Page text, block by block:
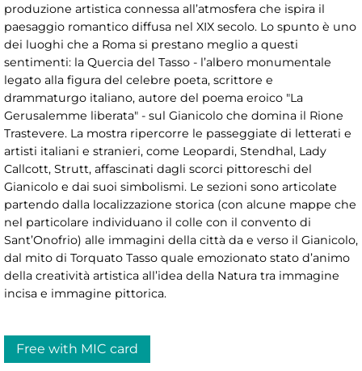
produzione artistica connessa all’atmosfera che ispira il
paesaggio romantico diffusa nel XIX secolo. Lo spunto è uno
dei luoghi che a Roma si prestano meglio a questi
sentimenti: la Quercia del Tasso - l’albero monumentale
legato alla figura del celebre poeta, scrittore e
drammaturgo italiano, autore del poema eroico "La
Gerusalemme liberata" - sul Gianicolo che domina il Rione
Trastevere. La mostra ripercorre le passeggiate di letterati e
artisti italiani e stranieri, come Leopardi, Stendhal, Lady
Callcott, Strutt, affascinati dagli scorci pittoreschi del
Gianicolo e dai suoi simbolismi. Le sezioni sono articolate
partendo dalla localizzazione storica (con alcune mappe che
nel particolare individuano il colle con il convento di
Sant’Onofrio) alle immagini della città da e verso il Gianicolo,
dal mito di Torquato Tasso quale emozionato stato d’animo
della creatività artistica all’idea della Natura tra immagine
incisa e immagine pittorica.
Free with MIC card